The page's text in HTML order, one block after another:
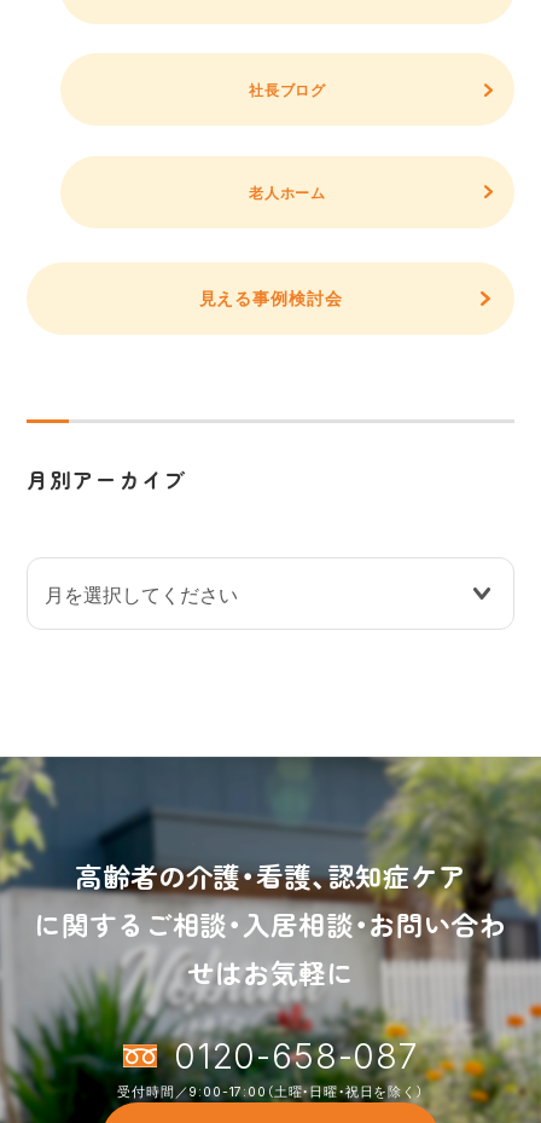
社長ブログ
老人ホーム
見える事例検討会
月別アーカイブ
高齢者の介護・看護、認知症ケア
に関するご相談・入居相談・お問い合わ
せはお気軽に
0120-658-087
受付時間／9:00-17:00（土曜・日曜・祝日を除く）